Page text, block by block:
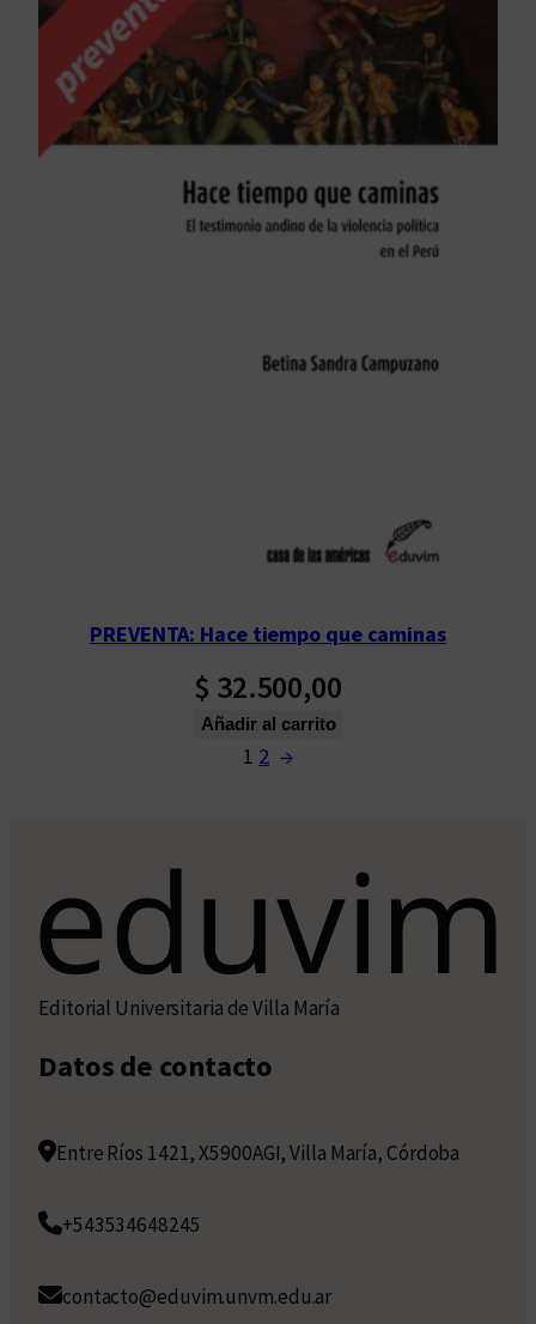
PREVENTA: Hace tiempo que caminas
$ 32.500,00
Añadir al carrito
1 2 →
Editorial Universitaria de Villa María
Datos de contacto
Entre Ríos 1421, X5900AGI, Villa María, Córdoba
+543534648245
contacto@eduvim.unvm.edu.ar